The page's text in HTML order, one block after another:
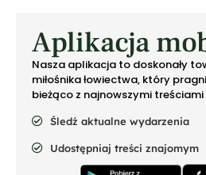
Aplikacja
Nasza aplikacja to doskonały
miłośnika łowiectwa, który
bieżąco z najnowszymi
Śledź aktualne wydarzenia
Udostępniaj treści znajomym